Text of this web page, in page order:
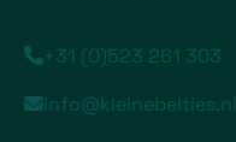
+31 (0)523 261 303
info@kleinebelties.nl